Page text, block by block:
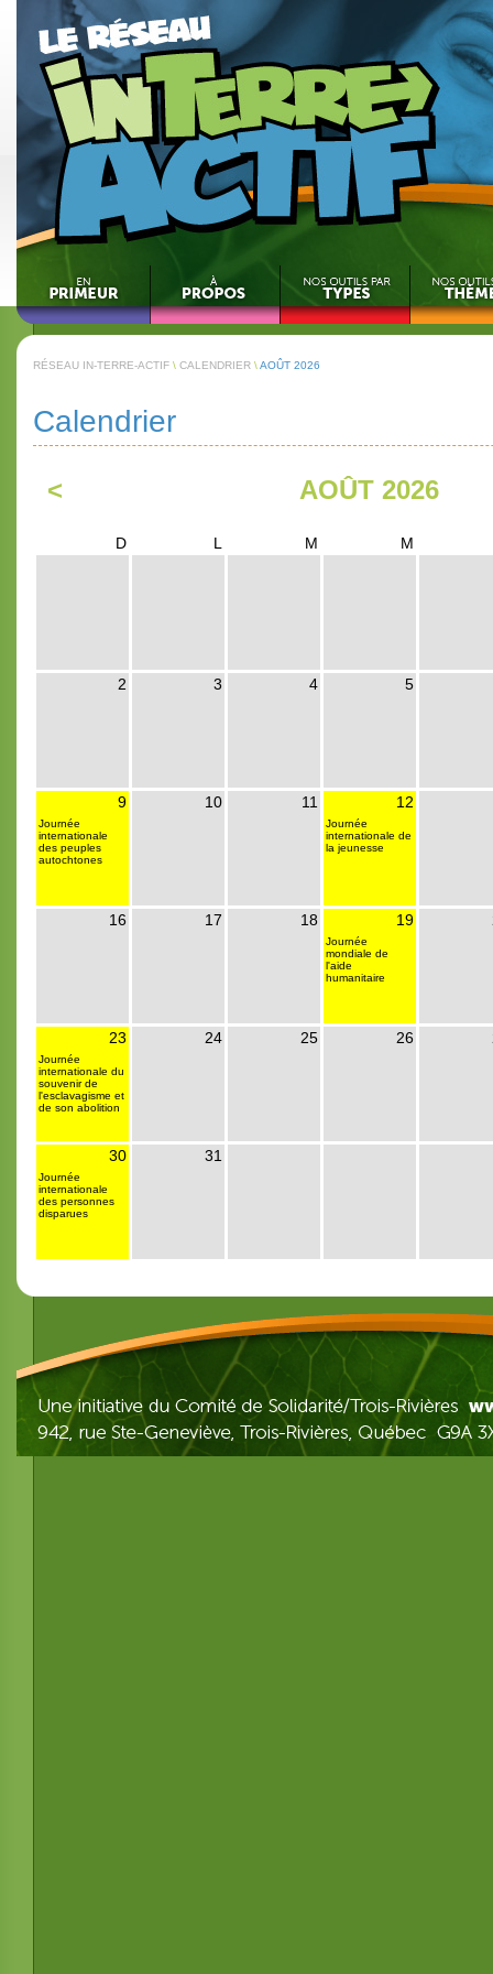
RÉSEAU IN-TERRE-ACTIF \ CALENDRIER \AOÛT 2026
Calendrier
< AOÛT 2026
D L M M
2 3 4 5
9
Journée
internationale
des peuples
autochtones
10 11 12
Journée
internationale de
la jeunesse
16 17 18 19
Journée
mondiale de
l'aide
humanitaire
23
Journée
internationale du
souvenir de
l'esclavagisme et
de son abolition
24 25 26
30
Journée
internationale
des personnes
disparues
31